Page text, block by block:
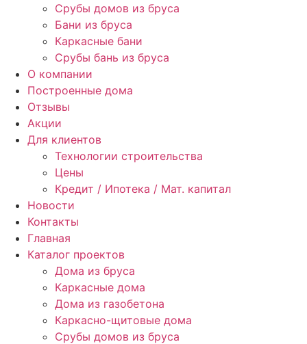
Срубы домов из бруса
Бани из бруса
Каркасные бани
Срубы бань из бруса
О компании
Построенные дома
Отзывы
Акции
Для клиентов
Технологии строительства
Цены
Кредит / Ипотека / Мат. капитал
Новости
Контакты
Главная
Каталог проектов
Дома из бруса
Каркасные дома
Дома из газобетона
Каркасно-щитовые дома
Срубы домов из бруса